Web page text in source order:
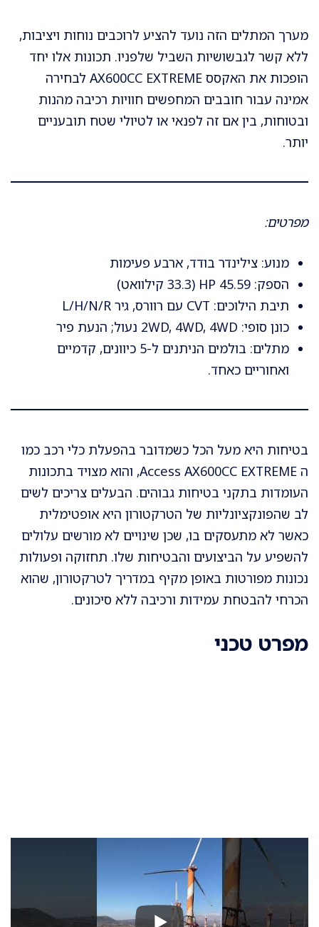
מערך המתלים הזה נועד להציע לרוכבים נוחות ויציבות,
ללא קשר לגבשושיות השביל שלפניו. תכונות אלו יחד
הופכות את האקסס AX600CC EXTREME לבחירה
אמינה עבור חובבים המחפשים חוויות רכיבה מהנות
ובטוחות, בין אם זה לפנאי או לטיולי שטח תובעניים
יותר.
מפרטים:
מנוע: צילינדר בודד, ארבע פעימות
הספק: 45.59 HP (33.3 קילוואט)
תיבת הילוכים: CVT עם רוורס, גיר L/H/N/R
כונן סופי: 2WD, 4WD, 4WD נעול; הנעת פיר
מתלים: בולמים הניתנים ל-5 כיוונים, קדמיים
ואחוריים כאחד.
בטיחות היא מעל הכל כשמדובר בהפעלת כלי רכב כמו
ה Access AX600CC EXTREME, והוא מצויד בתכונות
העומדות בתקני בטיחות גבוהים. הבעלים צריכים לשים
לב שהפונקציונליות של הטרקטורון היא אופטימלית
כאשר לא מתעסקים בו, שכן שינויים לא מורשים עלולים
להשפיע על הביצועים והבטיחות שלו. תחזוקה ופעולות
נכונות מפורטות באופן מקיף במדריך לטרקטורון, שהוא
הכרחי להבטחת עמידות ורכיבה ללא סיכונים.
מפרט טכני